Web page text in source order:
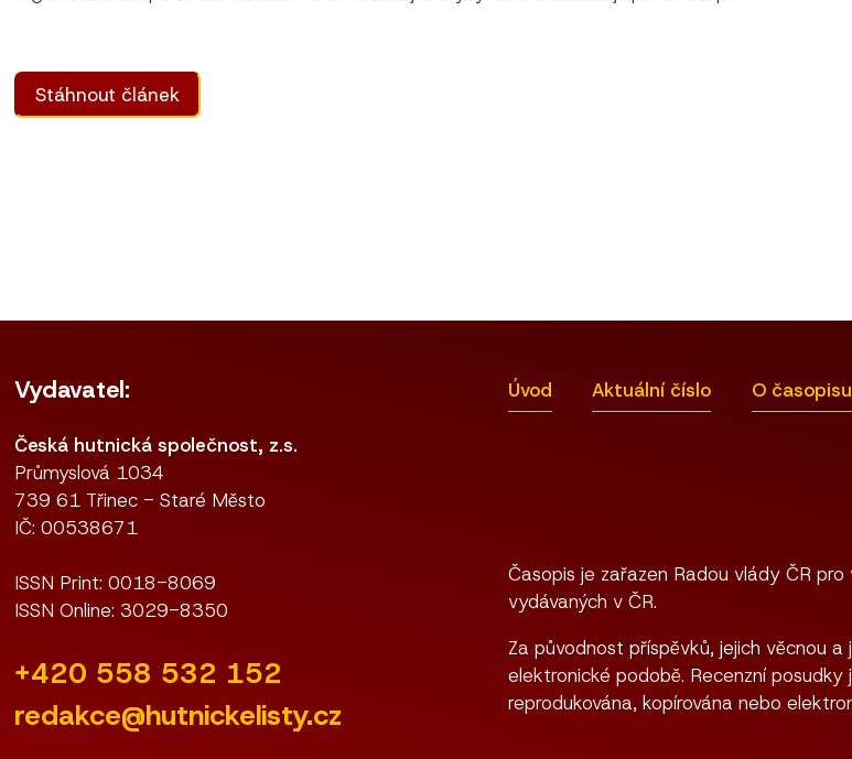
Stáhnout článek
Úvod Aktuální číslo O časopisu
Časopis je zařazen Radou vlády ČR
vydávaných v ČR.
Za původnost příspěvků, jejich věcnou
elektronické podobě. Recenzní
reprodukována, kopírována nebo
Vydavatel:
Česká hutnická společnost, z.s.
Průmyslová 1034
739 61 Třinec - Staré Město
IČ: 00538671
ISSN Print: 0018-8069
ISSN Online: 3029-8350
+420 558 532 152
redakce@hutnickelisty.cz